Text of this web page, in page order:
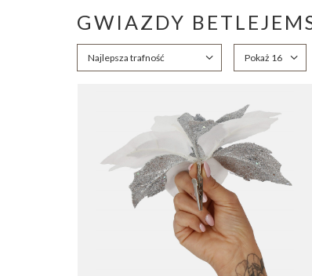
GWIAZDY
Zmień sortowanie
Najlepsza trafność Zmień ilość
Pokaż 16